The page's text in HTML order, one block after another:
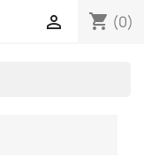
shopping_cart (0)
